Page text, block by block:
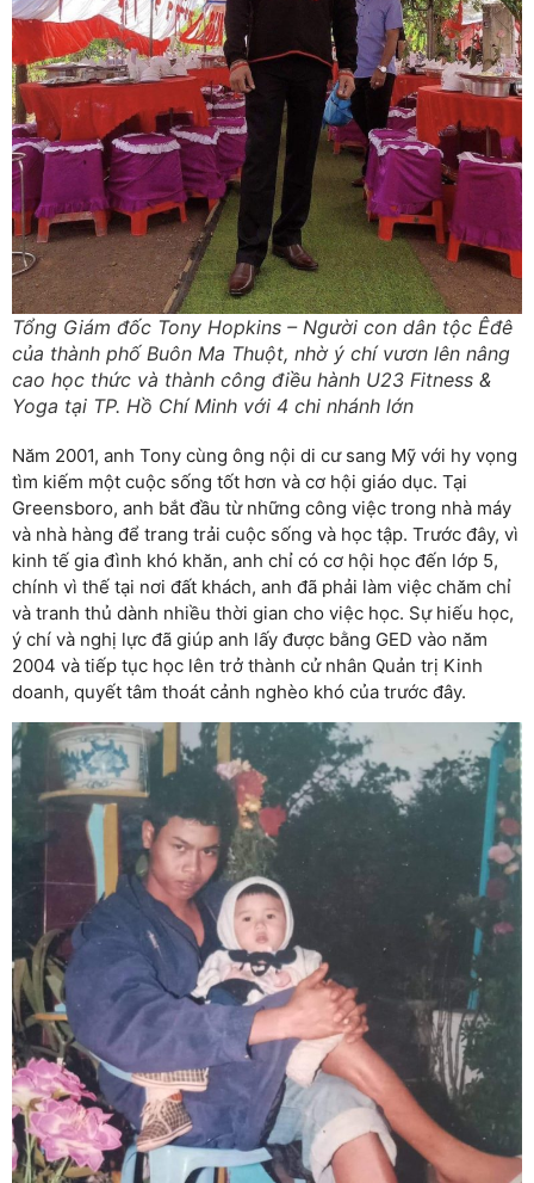
Tổng Giám đốc Tony Hopkins – Người con dân tộc Êđê
của thành phố Buôn Ma Thuột, nhờ ý chí vươn lên nâng
cao học thức và thành công điều hành U23 Fitness &
Yoga tại TP. Hồ Chí Minh với 4 chi nhánh lớn
Năm 2001, anh Tony cùng ông nội di cư sang Mỹ với hy vọng
tìm kiếm một cuộc sống tốt hơn và cơ hội giáo dục. Tại
Greensboro, anh bắt đầu từ những công việc trong nhà máy
và nhà hàng để trang trải cuộc sống và học tập. Trước đây, vì
kinh tế gia đình khó khăn, anh chỉ có cơ hội học đến lớp 5,
chính vì thế tại nơi đất khách, anh đã phải làm việc chăm chỉ
và tranh thủ dành nhiều thời gian cho việc học. Sự hiếu học,
ý chí và nghị lực đã giúp anh lấy được bằng GED vào năm
2004 và tiếp tục học lên trở thành cử nhân Quản trị Kinh
doanh, quyết tâm thoát cảnh nghèo khó của trước đây.